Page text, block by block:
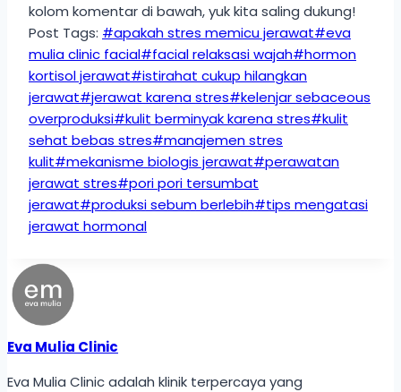
kolom komentar di bawah, yuk kita saling dukung!
Post Tags: #apakah stres memicu jerawat#eva
mulia clinic facial#facial relaksasi wajah#hormon
kortisol jerawat#istirahat cukup hilangkan
jerawat#jerawat karena stres#kelenjar sebaceous
overproduksi#kulit berminyak karena stres#kulit
sehat bebas stres#manajemen stres
kulit#mekanisme biologis jerawat#perawatan
jerawat stres#pori pori tersumbat
jerawat#produksi sebum berlebih#tips mengatasi
jerawat hormonal
Eva Mulia Clinic
Eva Mulia Clinic adalah klinik terpercaya yang